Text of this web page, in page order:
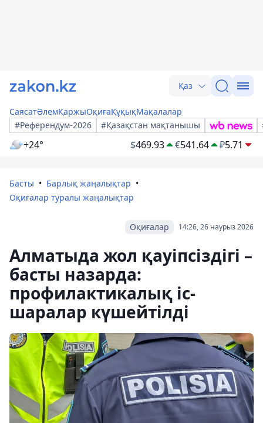
Қаз
СаясатӘлемҚаржыОқиғаҚұқықМақалалар
#Референдум-2026
#Қазақстан мақтанышы
+24° $469.93 €541.64 ₽5.71
Басты
Барлық жаңалықтар
Оқиғалар туралы жаңалықтар
14:26, 26 наурыз 2026
Оқиғалар
Алматыда жол қауіпсіздігі –
басты назарда:
профилактикалық іс-
шаралар күшейтілді